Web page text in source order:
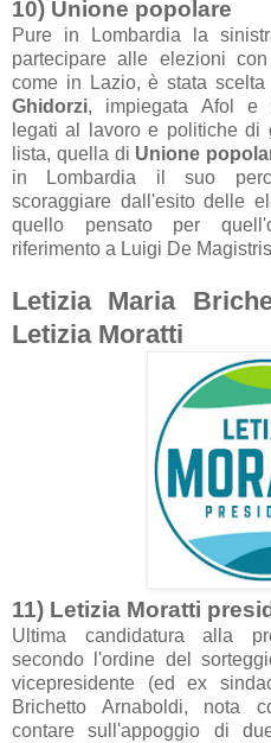
10) Unione popol are
Pure in Lombardia l a sinistr
parteciparealle elezioni
come in Lazio, è stata scelta
Ghidorzi, impiegata Afol e
legatial l avoro e politiche di
lista, quell a di Unione popol
in Lombardia il suo
scoraggiare dall'esito delle
quello pensato per
riferimento a Luigi De Magistris
Letizia Maria
Letizia Moratti
11) Letizia Moratti
Ultima candidaturaalla
secondo l'ordine del
vicepresidente (ed ex sind
BrichettoArnaboldi, nota
contare sull'appoggio di